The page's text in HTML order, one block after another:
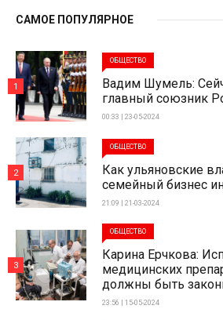
САМОЕ ПОПУЛЯРНОЕ
ОБЩЕСТВО
Вадим Шумель:
главный союзник
00:33 | 23-05-2024
1
ОБЩЕСТВО
Как ульяновские
семейный бизнес
21:09 | 21-03-2024
2
ОБЩЕСТВО
Карина Ерчкова:
медицинских
должны быть
23:56 | 15-05-2024
3